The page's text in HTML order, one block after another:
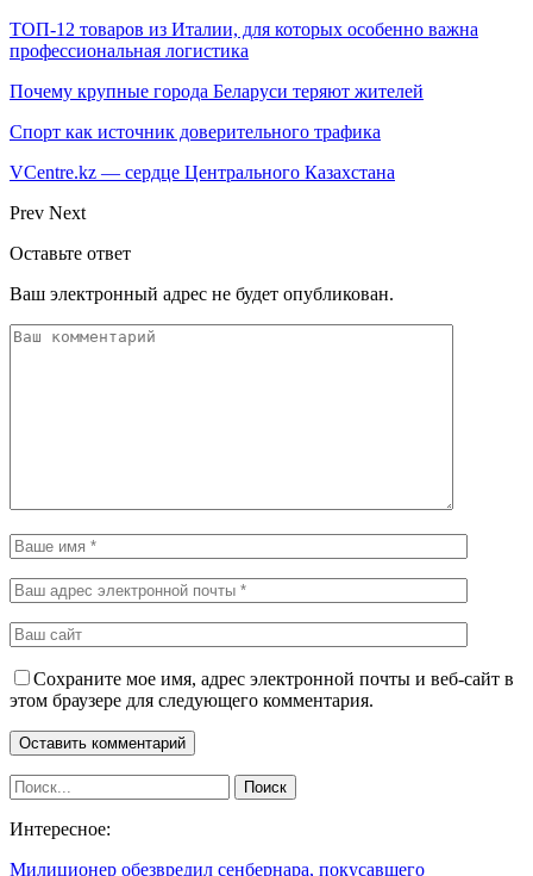
ТОП-12 товаров из Италии, для которых особенно важна
профессиональная логистика
Почему крупные города Беларуси теряют жителей
Спорт как источник доверительного трафика
VCentre.kz — сердце Центрального Казахстана
Prev Next
Оставьте ответ
Ваш электронный адрес не будет опубликован.
Сохраните мое имя, адрес электронной почты и веб-сайт в
этом браузере для следующего комментария.
Интересное:
Милиционер обезвредил сенбернара, покусавшего